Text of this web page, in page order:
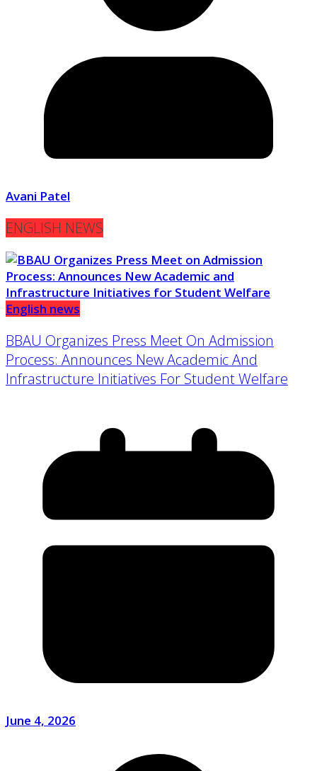
Avani Patel
ENGLISH NEWS
English news
BBAU Organizes Press Meet On Admission
Process: Announces New Academic And
Infrastructure Initiatives For Student Welfare
June 4, 2026